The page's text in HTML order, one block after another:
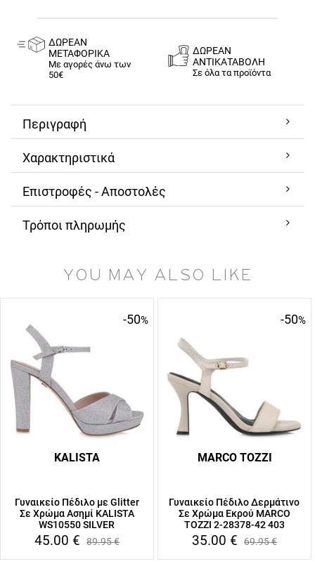
ΔΩΡΕΑΝ
ΜΕΤΑΦΟΡΙΚΑ
Με αγορές άνω των
50€
ΔΩΡΕΑΝ
ΑΝΤΙΚΑΤΑΒΟΛΗ
Σε όλα τα προϊόντα
Περιγραφή
Χαρακτηριστικά
Επιστροφές - Αποστολές
Τρόποι πληρωμής
YOU MAY ALSO LIKE
-50%
KALISTA
Γυναικείο Πέδιλο με Glitter
Σε Χρώμα Ασημί KALISTA
WS10550 SILVER
45.00 € 89.95€
-50%
MARCO TOZZI
Γυναικείο Πέδιλο Δερμάτινο
Σε Χρώμα Εκρού MARCO
TOZZI 2-28378-42 403
35.00 € 69.95€